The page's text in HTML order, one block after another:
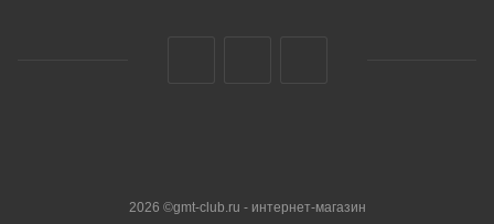
2026 ©gmt-club.ru - интернет-магазин